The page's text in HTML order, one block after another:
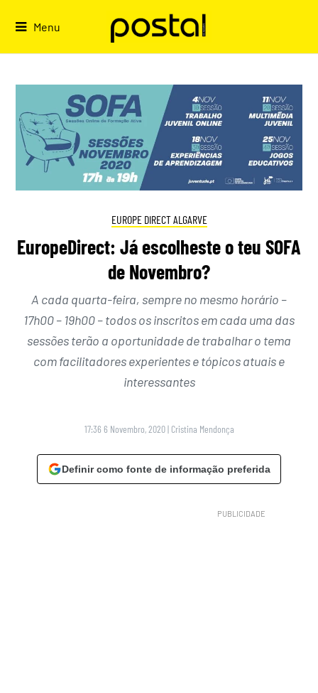
Menu
EUROPE DIRECT ALGARVE
EuropeDirect: Já escolheste o teu SOFA
de Novembro?
A cada quarta-feira, sempre no mesmo horário –
17h00 – 19h00 – todos os inscritos em cada uma das
sessões terão a oportunidade de trabalhar o tema
com facilitadores experientes e tópicos atuais e
interessantes
17:36 6 Novembro, 2020 | Cristina Mendonça
Definir como fonte de informação preferida